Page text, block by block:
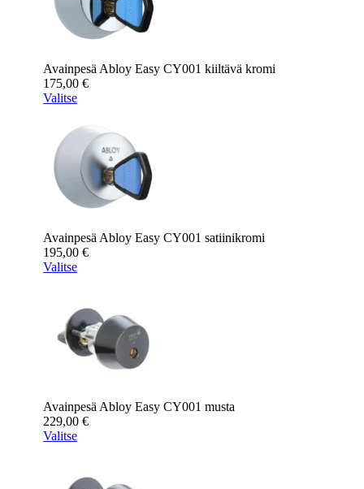
Avainpesä Abloy Easy CY001 kiiltävä kromi
175,00 €
Valitse
Avainpesä Abloy Easy CY001 satiinikromi
195,00 €
Valitse
Avainpesä Abloy Easy CY001 musta
229,00 €
Valitse